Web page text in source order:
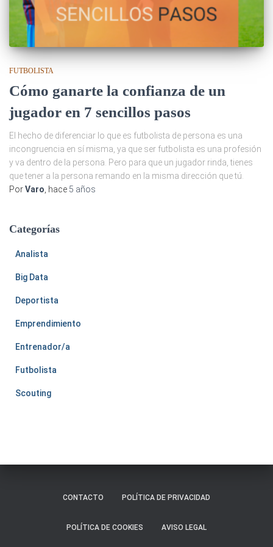
FUTBOLISTA
Cómo ganarte la confianza de un
jugador en 7 sencillos pasos
El hecho de diferenciar lo que es futbolista de persona es una
incongruencia en sí misma, ya que ser futbolista es una profesión
y va dentro de la persona. Pero para que un jugador rinda, tienes
que tener a la persona remando en la misma dirección que tú.
PorVaro , hace 5 años
Categorías
Analista
Big Data
Deportista
Emprendimiento
Entrenador/a
Futbolista
Scouting
CONTACTO POLÍTICA DE PRIVACIDAD
POLÍTICA DE COOKIES AVISO LEGAL